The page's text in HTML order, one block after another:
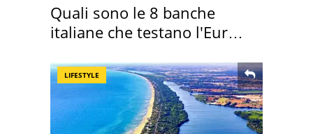
Quali sono le 8 banche
italiane che testano l'Euro
LIFESTYLE